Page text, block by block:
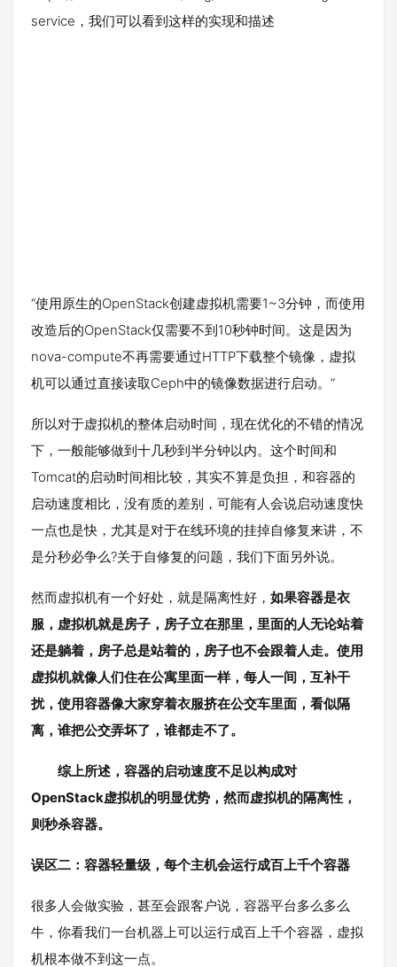
service，我们可以看到这样的实现和描述
“使用原生的OpenStack创建虚拟机需要1~3分钟，而使用
改造后的OpenStack仅需要不到10秒钟时间。这是因为
nova-compute不再需要通过HTTP下载整个镜像，虚拟
机可以通过直接读取Ceph中的镜像数据进行启动。”
所以对于虚拟机的整体启动时间，现在优化的不错的情况
下，一般能够做到十几秒到半分钟以内。这个时间和
Tomcat的启动时间相比较，其实不算是负担，和容器的
启动速度相比，没有质的差别，可能有人会说启动速度快
一点也是快，尤其是对于在线环境的挂掉自修复来讲，不
是分秒必争么?关于自修复的问题，我们下面另外说。
然而虚拟机有一个好处，就是隔离性好， 如果容器是衣
服，虚拟机就是房子，房子立在那里，里面的人无论站着
还是躺着，房子总是站着的，房子也不会跟着人走。使用
虚拟机就像人们住在公寓里面一样，每人一间，互补干
扰，使用容器像大家穿着衣服挤在公交车里面，看似隔
离，谁把公交弄坏了，谁都走不了。
综上所述，容器的启动速度不足以构成对
OpenStack虚拟机的明显优势，然而虚拟机的隔离性，
则秒杀容器。
误区二：容器轻量级，每个主机会运行成百上千个容器
很多人会做实验，甚至会跟客户说，容器平台多么多么
牛，你看我们一台机器上可以运行成百上千个容器，虚拟
机根本做不到这一点。